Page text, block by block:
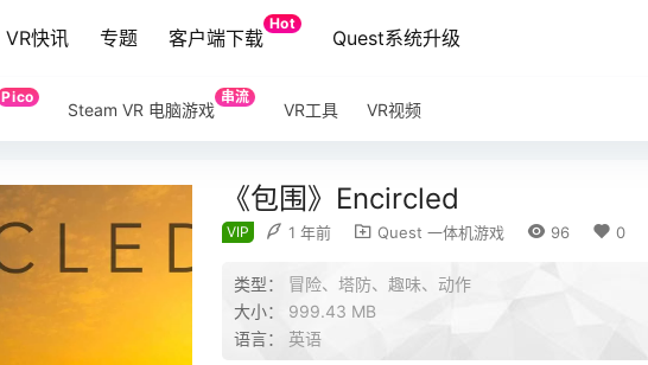
VR快讯 专题 客户端下载
Hot
Quest系统升级
Pico
Steam VR 电脑游戏
串流
VR工具 VR视频
《包围》Encircled
VIP 1 年前 Quest 一体机游戏 96 0
类型： 冒险、塔防、趣味、动作
大小： 999.43 MB
语言： 英语